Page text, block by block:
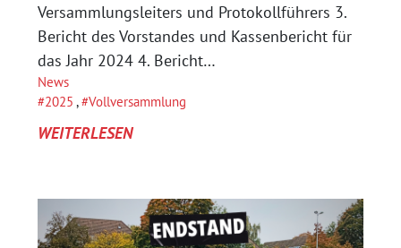
Versammlungsleiters und Protokollführers 3.
Bericht des Vorstandes und Kassenbericht für
das Jahr 2024 4. Bericht…
News
2025 , Vollversammlung
WEITERLESEN:
JAHRESHAUPTVERSAMMLUNG